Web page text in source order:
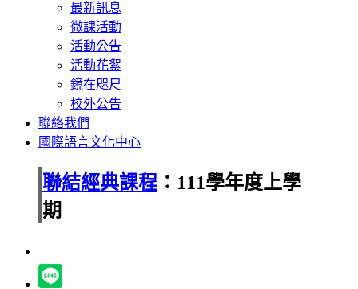
最新訊息
微課活動
活動公告
活動花絮
鏡在咫尺
校外公告
聯絡我們
國際語言文化中心
聯結經典課程 ：111學年度上學
期